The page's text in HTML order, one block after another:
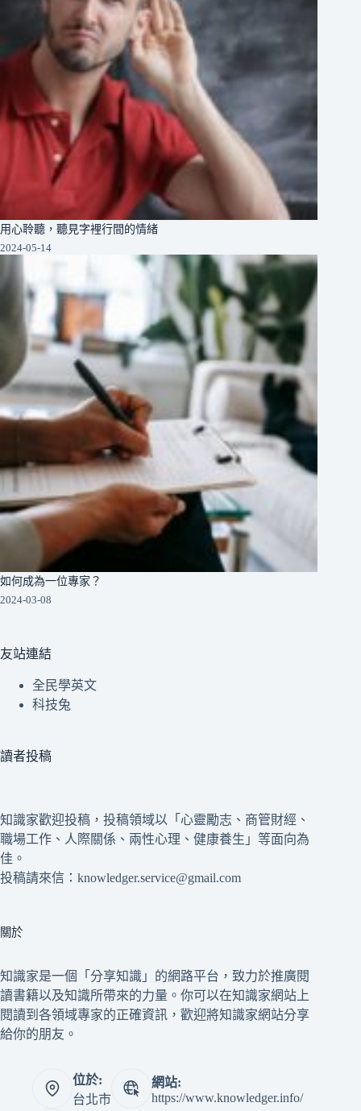
用心聆聽，聽見字裡行間的情緒
2024-05-14
如何成為一位專家？
2024-03-08
友站連結
全民學英文
科技兔
讀者投稿
知識家歡迎投稿，投稿領域以「心靈勵志、商管財經、
職場工作、人際關係、兩性心理、健康養生」等面向為
佳。
投稿請來信：knowledger.service@gmail.com
關於
知識家是一個「分享知識」的網路平台，致力於推廣閱
讀書籍以及知識所帶來的力量。你可以在知識家網站上
閱讀到各領域專家的正確資訊，歡迎將知識家網站分享
給你的朋友。
位於:
台北市
網站:
https://www.knowledger.info/